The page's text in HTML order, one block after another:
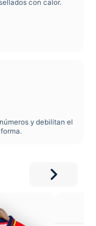
con calor.
y debilitan el